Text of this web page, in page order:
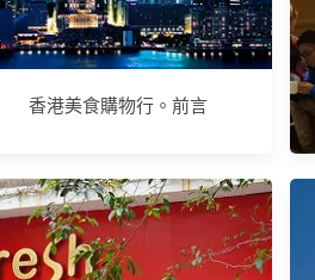
香港美食購物行。前言